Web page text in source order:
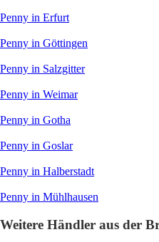
Penny in Erfurt
Penny in Göttingen
Penny in Salzgitter
Penny in Weimar
Penny in Gotha
Penny in Goslar
Penny in Halberstadt
Penny in Mühlhausen
Weitere Händler aus der